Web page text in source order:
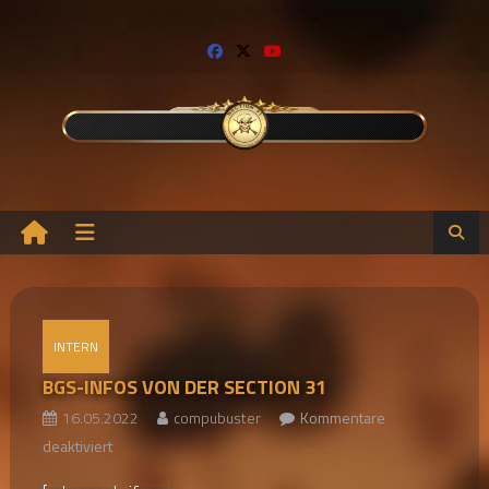
INTERN
BGS-INFOS VON DER SECTION 31
16.05.2022 compubuster
Kommentare
deaktiviertfür